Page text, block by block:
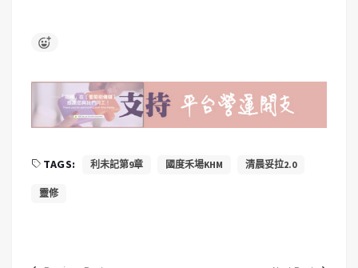
TAGS: 利未記第9章 國度禾場KHM 清晨妥拉2.0
靈修